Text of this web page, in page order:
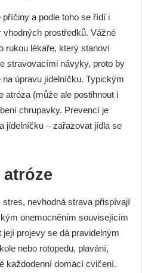
příčiny a podle toho se řídí i
prostředků. Vážné
rukou lékaře, který stanoví
stravovacími návyky, proto by
úpravu jídelníčku. Typickým
atróza (může ale postihnout i
chrupavky. Prevencí je
jídelníčku – zařazovat jídla se
nevhodná strava přispívají
onemocněním souvisejícím
projevy se dá pravidelným
nebo rotopedu, plavání,
každodenní domácí cvičení.